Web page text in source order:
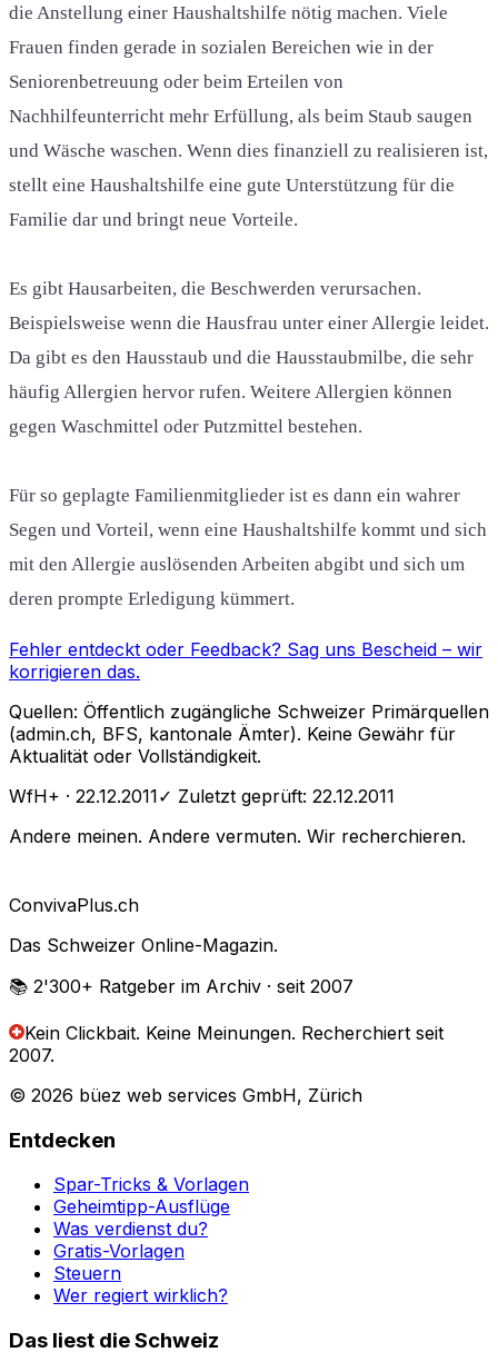
die Anstellung einer Haushaltshilfe nötig machen. Viele
Frauen finden gerade in sozialen Bereichen wie in der
Seniorenbetreuung oder beim Erteilen von
Nachhilfeunterricht mehr Erfüllung, als beim Staub saugen
und Wäsche waschen. Wenn dies finanziell zu realisieren ist,
stellt eine Haushaltshilfe eine gute Unterstützung für die
Familie dar und bringt neue Vorteile.
Es gibt Hausarbeiten, die Beschwerden verursachen.
Beispielsweise wenn die Hausfrau unter einer Allergie leidet.
Da gibt es den Hausstaub und die Hausstaubmilbe, die sehr
häufig Allergien hervor rufen. Weitere Allergien können
gegen Waschmittel oder Putzmittel bestehen.
Für so geplagte Familienmitglieder ist es dann ein wahrer
Segen und Vorteil, wenn eine Haushaltshilfe kommt und sich
mit den Allergie auslösenden Arbeiten abgibt und sich um
deren prompte Erledigung kümmert.
Fehler entdeckt oder Feedback? Sag uns Bescheid – wir
korrigieren das.
Quellen: Öffentlich zugängliche Schweizer Primärquellen
(admin.ch, BFS, kantonale Ämter). Keine Gewähr für
Aktualität oder Vollständigkeit.
WfH+ · 22.12.2011✓ Zuletzt geprüft: 22.12.2011
Andere meinen. Andere vermuten. Wir recherchieren.
ConvivaPlus.ch
Das Schweizer Online-Magazin.
📚 2'300+ Ratgeber im Archiv · seit 2007
Kein Clickbait. Keine Meinungen. Recherchiert seit
2007.
© 2026 büez web services GmbH, Zürich
Entdecken
Spar-Tricks & Vorlagen
Geheimtipp-Ausflüge
Was verdienst du?
Gratis-Vorlagen
Steuern
Wer regiert wirklich?
Das liest die Schweiz